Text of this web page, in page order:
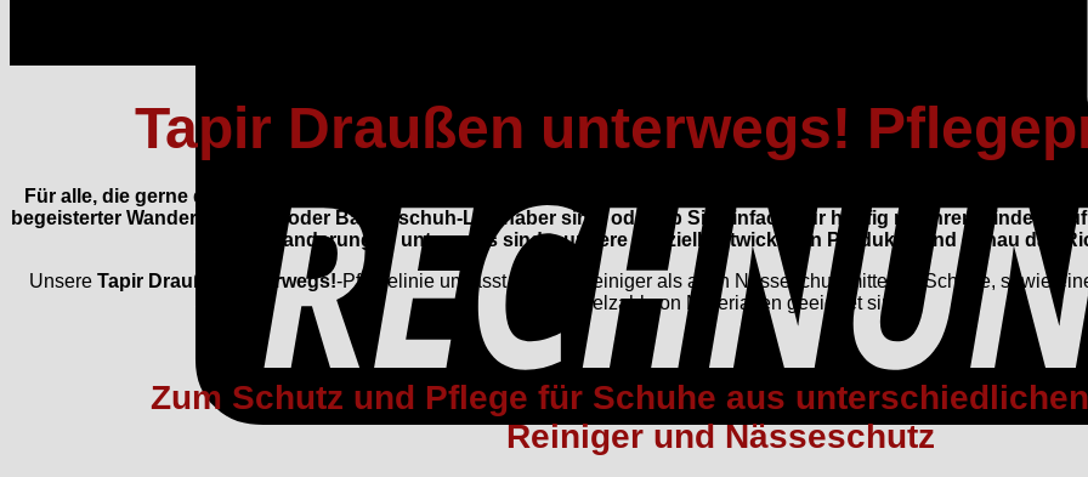
Tapir Draußen unterwegs!
Für alle, die gerne draußen unterwegs sind, bietet Tapir die ideale Lösung zur Pflege und zum Schutz Ihrer
begeisterter Wanderer, Läufer oder Barfußschuh-Liebhaber sind, oder ob Sie einfach nur häufig mit Ihren Kindern
auf Wanderungen unterwegs sind – unsere speziell entwickelten Produkte sind genau das
Unsere Tapir Draußen unterwegs!-Pflegelinie umfasst sowohl Reiniger als auch Nässeschutzmittel für Schuhe, sowie
eine Vielzahl von Materialien geeignet sind.
Zum Schutz und Pflege für Schuhe aus
Reiniger und Nässeschutz